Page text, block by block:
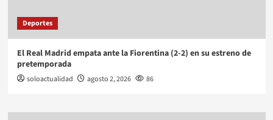
Deportes
El Real Madrid empata ante la Fiorentina (2-2) en su estreno de
pretemporada
soloactualidad agosto 2, 2026 86